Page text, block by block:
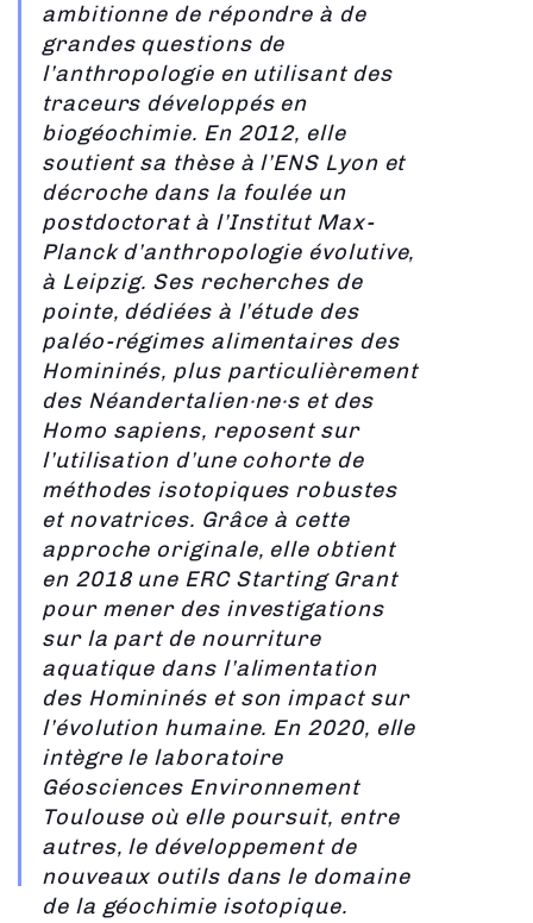
ambitionne de répondre à de
grandes questions de
l’anthropologie en utilisant des
traceurs développés en
biogéochimie. En 2012, elle
soutient sa thèse à l’ENS Lyon et
décroche dans la foulée un
postdoctorat à l’Institut Max-
Planck d’anthropologie évolutive,
à Leipzig. Ses recherches de
pointe, dédiées à l’étude des
paléo-régimes alimentaires des
Homininés, plus particulièrement
des Néandertalien·ne·s et des
Homo sapiens, reposent sur
l’utilisation d’une cohorte de
méthodes isotopiques robustes
et novatrices. Grâce à cette
approche originale, elle obtient
en 2018 une ERC Starting Grant
pour mener des investigations
sur la part de nourriture
aquatique dans l’alimentation
des Homininés et son impact sur
l’évolution humaine. En 2020, elle
intègre le laboratoire
Géosciences Environnement
Toulouse où elle poursuit, entre
autres, le développement de
nouveaux outils dans le domaine
de la géochimie isotopique.